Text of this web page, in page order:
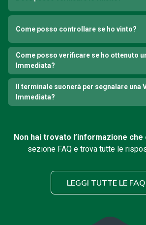
Come posso controllare se ho vinto?
Come posso verificare se ho ottenuto
Immediata?
Il terminale suonerà per segnalare una
Immediata?
Non hai trovato l’informazione che
sezione FAQ e trova tutte le
LEGGI TUTTE LE FAQ